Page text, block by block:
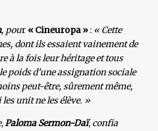
, pour « Cineuropa » : « Cette
dont ils essaient vainement de
à la fois leur héritage et tous
poids d’une assignation sociale
peut-être, sûrement même,
unit ne les élève. »
,Paloma Sermon-Daï, confia